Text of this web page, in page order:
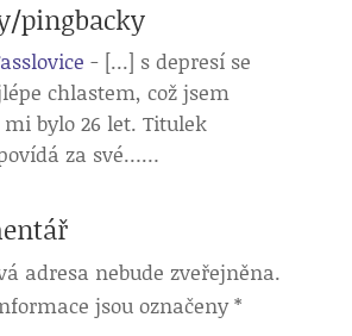
pingbacky
- [...] s depresí se
chlastem, což jsem
bylo 26 let. Titulek
za své……
adresa nebude zveřejněna.
jsou označeny*